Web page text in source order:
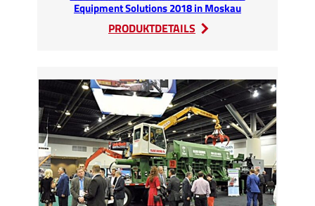
Equipment Solutions 2018 in Moskau
PRODUKTDETAILS
:
Waste
Electrical
Electronic
Equipment
Solutions
2018
in
Moskau